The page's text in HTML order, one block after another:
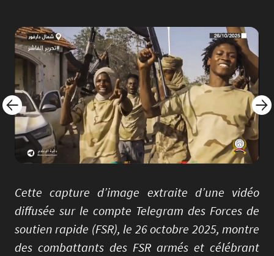
Image
Cette capture d’image extraite d’une vidéo
diffusée sur le compte Telegram des Forces de
soutien rapide (FSR), le 26 octobre 2025, montre
des combattants des FSR armés et célébrant